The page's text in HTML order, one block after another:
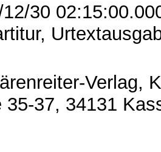
30
Verlag,
35-37, 34131